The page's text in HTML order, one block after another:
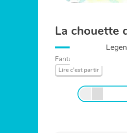
La chouette
Fantastique
Lire c'est partir